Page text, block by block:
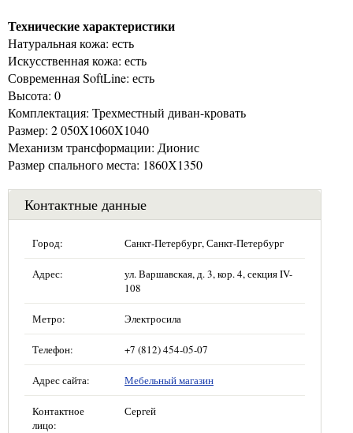
Технические характеристики
Натуральная кожа: есть
Искусственная кожа: есть
Современная SoftLine: есть
Высота: 0
Комплектация: Трехместный диван-кровать
Размер: 2 050X1060X1040
Механизм трансформации: Дионис
Размер спального места: 1860Х1350
Контактные данные
Город: Санкт-Петербург, Санкт-Петербург
Адрес:
ул. Варшавская, д. 3, кор. 4, секция IV-
108
Метро: Электросила
Телефон: +7 (812) 454-05-07
Адрес сайта: Мебельный магазин
Контактное
лицо:
Сергей